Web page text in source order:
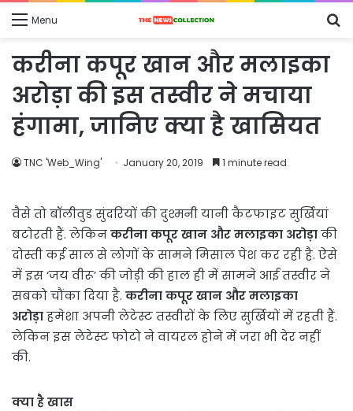
Menu
करीना कपूर खान और मलाइका
अरोड़ा की इस तस्वीर ने मचाया
हंगामा, जानिए क्या है खासियत
TNC 'Web_Wing' January 20, 2019 1 minute read
वैसे तो बॉलीवुड सुंदरियों की दुश्मनी यानी कैटफाइट सुर्खियां
बटोरती हैं. लेकिनकरीना कपूर खान और मलाइका अरोड़ाकी
दोस्ती कई साल से लोगों के सामने मिसाल पेश कर रही है. ऐसे
में इस ‘जय वीरू’ की जोड़ी की हाल ही में सामने आई तस्वीर ने
सबको चौंका दिया है. करीना कपूर खान और मलाइका
अरोड़ाहमेशा अपनी लेटेस्ट तस्वीरों के लिए सुर्खियों में रहती हैं.
लेकिन इस लेटेस्ट फोटो ने वायरल होने में जरा भी देर नहीं
की.
क्या है खास